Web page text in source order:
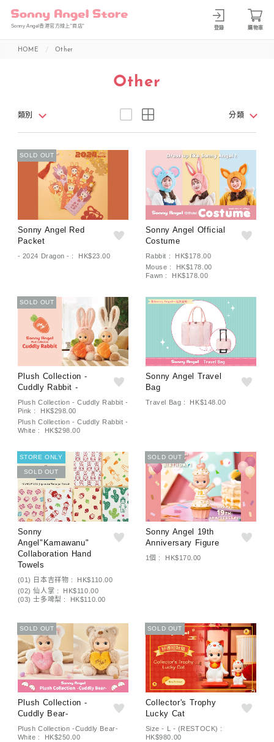
Sonny Angel香港官方線上”商店” 登錄 購物車
HOME Other
Other
類別 分類
SOLD OUT
Sonny Angel Red
Packet
- 2024 Dragon - : HK$23.00
Sonny Angel Official
Costume
Rabbit : HK$178.00
Mouse : HK$178.00
Fawn : HK$178.00
SOLD OUT
Plush Collection -
Cuddly Rabbit -
Plush Collection - Cuddly Rabbit -
Pink : HK$298.00
Plush Collection - Cuddly Rabbit -
White : HK$298.00
Sonny Angel Travel
Bag
Travel Bag : HK$148.00
STORE ONLY
SOLD OUT
Sonny
Angel"Kamawanu"
Collaboration Hand
Towels
(01) 日本吉祥物 : HK$110.00
(02) 仙人掌 : HK$110.00
(03) 士多啤梨 : HK$110.00
SOLD OUT
Sonny Angel 19th
Anniversary Figure
1個 : HK$170.00
SOLD OUT
Plush Collection -
Cuddly Bear-
Plush Collection -Cuddly Bear-
White : HK$250.00
SOLD OUT
Collector's Trophy
Lucky Cat
Size - L - (RESTOCK) :
HK$980.00